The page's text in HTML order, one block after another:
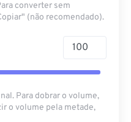
converter sem
(não recomendado).
Para dobrar o volume,
o volume pela metade,